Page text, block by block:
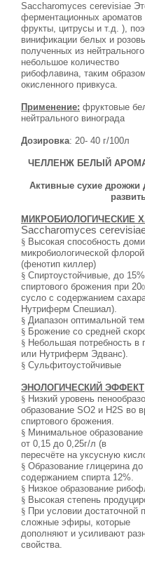
Saccharomyces cerevisiae
ферментационных ароматов
фрукты, цитрусы и т.д. ),
винификации белых и
полученных из
небольшое количество
рибофлавина, таким
окисленного привкуса.
Применение: фруктовые
нейтрального винограда
Дозировка: 20- 40 г/100л
ЧЕЛЛЕНЖ БЕЛЫЙ
Активные сухие дрожжи
МИКРОБИОЛОГИЧЕСКИЕ
Saccharomyces
§ Высокая способность
микробиологической флорой
(фенотип киллер)
§ Спиртоустойчивые, до
спиртового брожения при 200
сусло с содержанием
Нутриферм Спешиал).
§ Диапазон оптимальной
§ Брожение со средней
§ Небольшая потребность
или Нутриферм Эдванс).
§ Сульфитоустойчивые
ЭНОЛОГИЧЕСКИЙ ЭФФЕКТ
§ Низкий уровень
образование SO2 и H2S во
спиртового брожения.
§ Минимальное
от 0,15 до 0,25г/л (в
пересчёте на уксусную
§ Образование глицерина
содержанием спирта 12%.
§ Низкое образование
§ Высокая степень
§ При условии достаточной
сложные эфиры, которые
дополняют и усиливают
свойства.